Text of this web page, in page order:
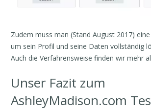
Zudem muss man (Stand August 2017)
um sein Profil und seine Daten vollständig
Auch die Verfahrensweise finden wir mehr
Unser Fazit zum
AshleyMadison.com